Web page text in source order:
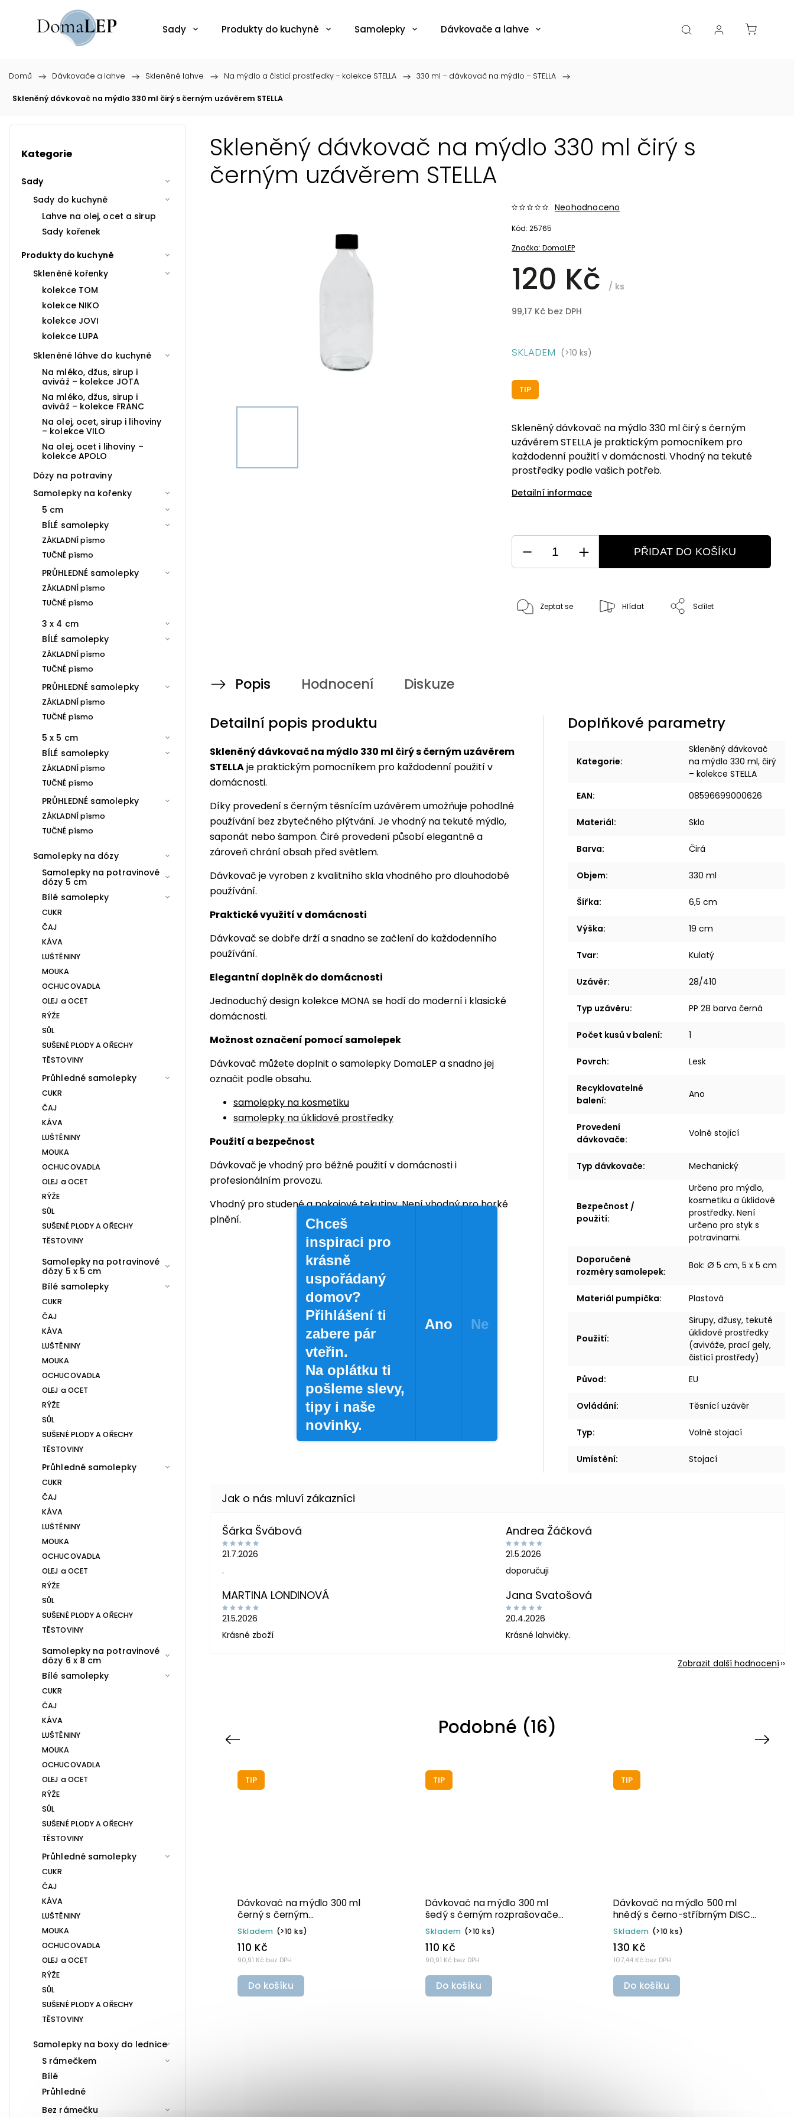
Sady Produkty do kuchyně Samolepky Dávkovače a lahve Boxy, dózy, kořenky, skleničky Akce
Domů / Dávkovače a lahve / Skleněné lahve / Na mýdlo a čisticí prostředky – kolekce STELLA / 330 ml – dávkovač na mýdlo – STELLA /
Skleněný dávkovač na mýdlo 330 ml čirý s černým uzávěrem STELLA
Kategorie
Sady
Sady do kuchyně
Lahve na olej, ocet a sirup
Sady kořenek
Produkty do kuchyně
Skleněné kořenky
kolekce TOM
kolekce NIKO
kolekce JOVI
kolekce LUPA
Skleněné láhve do kuchyně
Na mléko, džus, sirup i
aviváž – kolekce JOTA
Na mléko, džus, sirup i
aviváž – kolekce FRANC
Na olej, ocet, sirup i lihoviny
– kolekce VILO
Na olej, ocet i lihoviny –
kolekce APOLO
Dózy na potraviny
Samolepky na kořenky
5 cm
BÍLÉ samolepky
ZÁKLADNÍ písmo
TUČNÉ písmo
PRŮHLEDNÉ samolepky
ZÁKLADNÍ písmo
TUČNÉ písmo
3 x 4 cm
BÍLÉ samolepky
ZÁKLADNÍ písmo
TUČNÉ písmo
PRŮHLEDNÉ samolepky
ZÁKLADNÍ písmo
TUČNÉ písmo
5 x 5 cm
BÍLÉ samolepky
ZÁKLADNÍ písmo
TUČNÉ písmo
PRŮHLEDNÉ samolepky
ZÁKLADNÍ písmo
TUČNÉ písmo
Samolepky na dózy
Samolepky na potravinové
dózy 5 cm
Bílé samolepky
CUKR
ČAJ
KÁVA
LUŠTĚNINY
MOUKA
OCHUCOVADLA
OLEJ a OCET
RÝŽE
SŮL
SUŠENÉ PLODY A OŘECHY
TĚSTOVINY
Průhledné samolepky
CUKR
ČAJ
KÁVA
LUŠTĚNINY
MOUKA
OCHUCOVADLA
OLEJ a OCET
RÝŽE
SŮL
SUŠENÉ PLODY A OŘECHY
TĚSTOVINY
Samolepky na potravinové
dózy 5 x 5 cm
Bílé samolepky
CUKR
ČAJ
KÁVA
LUŠTĚNINY
MOUKA
OCHUCOVADLA
OLEJ a OCET
RÝŽE
SŮL
SUŠENÉ PLODY A OŘECHY
TĚSTOVINY
Průhledné samolepky
CUKR
ČAJ
KÁVA
LUŠTĚNINY
MOUKA
OCHUCOVADLA
OLEJ a OCET
RÝŽE
SŮL
SUŠENÉ PLODY A OŘECHY
TĚSTOVINY
Samolepky na potravinové
dózy 6 x 8 cm
Bílé samolepky
CUKR
ČAJ
KÁVA
LUŠTĚNINY
MOUKA
OCHUCOVADLA
OLEJ a OCET
RÝŽE
SŮL
SUŠENÉ PLODY A OŘECHY
TĚSTOVINY
Průhledné samolepky
CUKR
ČAJ
KÁVA
LUŠTĚNINY
MOUKA
OCHUCOVADLA
OLEJ a OCET
RÝŽE
SŮL
SUŠENÉ PLODY A OŘECHY
TĚSTOVINY
Samolepky na boxy do lednice
S rámečkem
Bílé
Průhledné
Bez rámečku
Skleněný dávkovač na mýdlo 330 ml čirý s
černým uzávěrem STELLA
Značka: DomaLEP
Neohodnoceno
120 Kč / ks
99,17 Kč bez DPH
Kód: 25765
TIP
Skleněný dávkovač na mýdlo 330 ml čirý s černým
uzávěrem STELLA je praktickým pomocníkem pro
každodenní použití v domácnosti. Vhodný na tekuté
prostředky podle vašich potřeb.
Detailní informace
SKLADEM (>10 ks)
PŘIDAT DO KOŠÍKU
Zeptat se Hlídat Sdílet
Popis Hodnocení Diskuze
Detailní popis produktu
Skleněný dávkovač na mýdlo 330 ml čirý s černým uzávěrem
STELLAje praktickým pomocníkem pro každodenní použití v
domácnosti.
Díky provedení s černým těsnícím uzávěrem umožňuje pohodlné
používání bez zbytečného plýtvání. Je vhodný na tekuté mýdlo,
saponát nebo šampon. Čiré provedení působí elegantně a
zároveň chrání obsah před světlem.
Dávkovač je vyroben z kvalitního skla vhodného pro dlouhodobé
používání.
Praktické využití v domácnosti
Dávkovač se dobře drží a snadno se začlení do každodenního
používání.
Elegantní doplněk do domácnosti
Jednoduchý design kolekce MONA se hodí do moderní i klasické
domácnosti.
Možnost označení pomocí samolepek
Dávkovač můžete doplnit o samolepky DomaLEP a snadno jej
označit podle obsahu.
samolepky na kosmetiku
samolepky na úklidové prostředky
Použití a bezpečnost
Dávkovač je vhodný pro běžné použití v domácnosti i
profesionálním provozu.
Vhodný pro studené a pokojové tekutiny. Není vhodný pro horké
plnění.
Doplňkové parametry
Kategorie:
Skleněný dávkovač
na mýdlo 330 ml, čirý
– kolekce STELLA
EAN: 08596699000626
Materiál: Sklo
Barva: Čirá
Objem: 330 ml
Šířka: 6,5 cm
Výška: 19 cm
Tvar: Kulatý
Uzávěr: 28/410
Typ uzávěru: PP 28 barva černá
Počet kusů v balení: 1
Povrch: Lesk
Recyklovatelné
balení:
Ano
Provedení
dávkovače:
Volně stojící
Typ dávkovače: Mechanický
Bezpečnost /
použití:
Určeno pro mýdlo,
kosmetiku a úklidové
prostředky. Není
určeno pro styk s
potravinami.
Doporučené
rozměry samolepek:
Bok: Ø 5 cm, 5 x 5 cm
Materiál pumpička: Plastová
Použití:
Sirupy, džusy, tekuté
úklidové prostředky
(aviváže, prací gely,
čistící prostředy)
Původ: EU
Ovládání: Těsnící uzávěr
Typ: Volně stojací
Umístění: Stojací
Šárka Švábová
21.7.2026
.
Andrea Žáčková
21.5.2026
doporučuji
MARTINA LONDINOVÁ
21.5.2026
Krásné zboží
Jana Svatošová
20.4.2026
Krásné lahvičky.
Zobrazit další hodnocení
Podobné (16)
Previous
TIP
Dávkovač na mýdlo 500 ml
hnědý s černo-stříbrným DISC
TOP BELA
Skladem
107,44 Kč bez DPH
130 Kč
TIP
Dávkovač na mýdlo 300 ml bílý
s černým sprejem BELA
Skladem (>10 ks)
90,91 Kč bez DPH
110 Kč
Do košíku
TIP
Dávkovač na mýdlo 300 ml
šedý s bílo-zlatou pumpičkou
BELA
Skladem (>10 ks)
90,91 Kč bez DPH
110 Kč
Do košíku
TIP
Dávkovač na mýdlo 300 ml
hnědý s černo-stříbrným DISC
TOP BELA
Skladem (6 ks)
90,91 Kč bez DPH
110 Kč
Do košíku
Next
Chceš
inspiraci pro
krásně
uspořádaný
domov?
Přihlášení ti
zabere pár
vteřin.
Na oplátku ti
pošleme slevy,
tipy i naše
novinky.
Ano Ne